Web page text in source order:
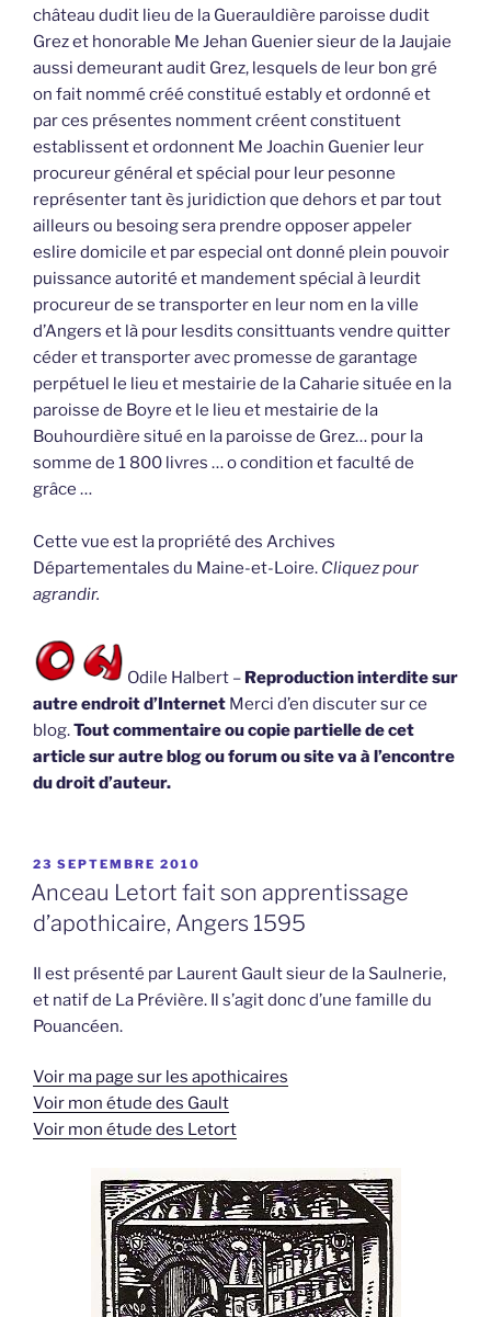
château dudit lieu de la Guerauldière paroisse dudit
Grez et honorable Me Jehan Guenier sieur de la Jaujaie
aussi demeurant audit Grez, lesquels de leur bon gré
on fait nommé créé constitué estably et ordonné et
par ces présentes nomment créent constituent
establissent et ordonnent Me Joachin Guenier leur
procureur général et spécial pour leur pesonne
représenter tant ès juridiction que dehors et par tout
ailleurs ou besoing sera prendre opposer appeler
eslire domicile et par especial ont donné plein pouvoir
puissance autorité et mandement spécial à leurdit
procureur de se transporter en leur nom en la ville
d’Angers et là pour lesdits consittuants vendre quitter
céder et transporter avec promesse de garantage
perpétuel le lieu et mestairie de la Caharie située en la
paroisse de Boyre et le lieu et mestairie de la
Bouhourdière situé en la paroisse de Grez… pour la
somme de 1 800 livres … o condition et faculté de
grâce …
Cette vue est la propriété des Archives
Départementales du Maine-et-Loire. Cliquez pour
agrandir.
Odile Halbert – Reproduction interdite sur
autre endroit d’Internet Merci d’en discuter sur ce
blog.Tout commentaire ou copie partielle de cet
article sur autre blog ou forum ou site va à l’encontre
du droit d’auteur.
PUBLIÉ
LE
23 SEPTEMBRE 2010
Anceau Letort fait son apprentissage
d’apothicaire, Angers 1595
Il est présenté par Laurent Gault sieur de la Saulnerie,
et natif de La Prévière. Il s’agit donc d’une famille du
Pouancéen.
Voir ma page sur les apothicaires
Voir mon étude des Gault
Voir mon étude des Letort